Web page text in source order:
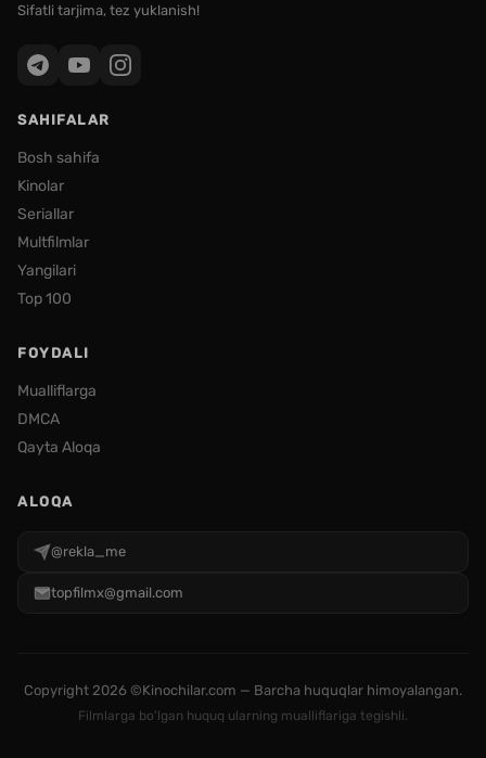
Sifatli tarjima, tez yuklanish!
SAHIFALAR
Bosh sahifa
Kinolar
Seriallar
Multfilmlar
Yangilari
Top 100
FOYDALI
Mualliflarga
DMCA
Qayta Aloqa
ALOQA
@rekla_me
topfilmx@gmail.com
Copyright 2026 ©Kinochilar.com — Barcha huquqlar himoyalangan.
Filmlarga bo'lgan huquq ularning mualliflariga tegishli.